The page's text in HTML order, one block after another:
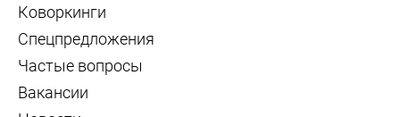
Коворкинги
Спецпредложения
Частые вопросы
Вакансии